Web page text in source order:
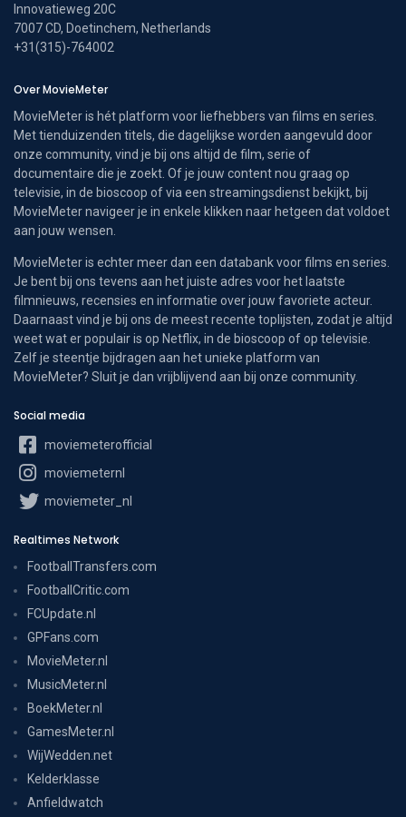
Innovatieweg 20C
7007 CD, Doetinchem, Netherlands
+31(315)-764002
Over MovieMeter
MovieMeter is hét platform voor liefhebbers van films en series.
Met tienduizenden titels, die dagelijkse worden aangevuld door
onze community, vind je bij ons altijd de film, serie of
documentaire die je zoekt. Of je jouw content nou graag op
televisie, in de bioscoop of via een streamingsdienst bekijkt, bij
MovieMeter navigeer je in enkele klikken naar hetgeen dat voldoet
aan jouw wensen.
MovieMeter is echter meer dan een databank voor films en series.
Je bent bij ons tevens aan het juiste adres voor het laatste
filmnieuws, recensies en informatie over jouw favoriete acteur.
Daarnaast vind je bij ons de meest recente toplijsten, zodat je altijd
weet wat er populair is op Netflix, in de bioscoop of op televisie.
Zelf je steentje bijdragen aan het unieke platform van
MovieMeter? Sluit je dan vrijblijvend aan bij onze community.
Social media
moviemeterofficial
moviemeternl
moviemeter_nl
Realtimes Network
FootballTransfers.com
FootballCritic.com
FCUpdate.nl
GPFans.com
MovieMeter.nl
MusicMeter.nl
BoekMeter.nl
GamesMeter.nl
WijWedden.net
Kelderklasse
Anfieldwatch